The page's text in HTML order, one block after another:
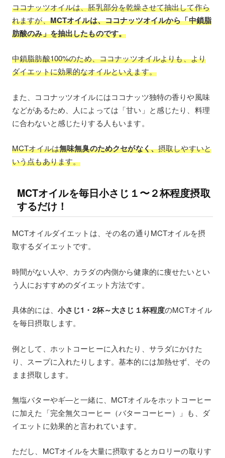
ココナッツオイルは、胚乳部分を乾燥させて抽出して作ら
れますが、MCTオイルは、ココナッツオイルから「中鎖脂
肪酸のみ」を抽出したものです。
中鎖脂肪酸100%のため、ココナッツオイルよりも、より
ダイエットに効果的なオイルといえます。
また、ココナッツオイルにはココナッツ独特の香りや風味
などがあるため、人によっては「甘い」と感じたり、料理
に合わないと感じたりする人もいます。
MCTオイルは無味無臭のためクセがなく、摂取しやすいと
いう点もあります。
MCTオイルを毎日小さじ１〜２杯程度摂取
するだけ！
MCTオイルダイエットは、その名の通りMCTオイルを摂
取するダイエットです。
時間がない人や、カラダの内側から健康的に痩せたいとい
う人におすすめのダイエット方法です。
具体的には、 小さじ1・2杯～大さじ１杯程度のMCTオイル
を毎日摂取します。
例として、ホットコーヒーに入れたり、サラダにかけた
り、スープに入れたりします。基本的には加熱せず、その
まま摂取します。
無塩バターやギ―と一緒に、MCTオイルをホットコーヒー
に加えた「完全無欠コーヒー（バターコーヒー）」も、ダ
イエットに効果的と言われています。
ただし、MCTオイルを大量に摂取するとカロリーの取りす